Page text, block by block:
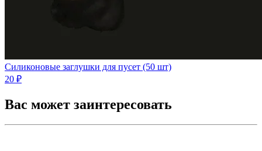
Силиконовые заглушки для пусет (50 шт)
20 ₽
Вас может заинтересовать